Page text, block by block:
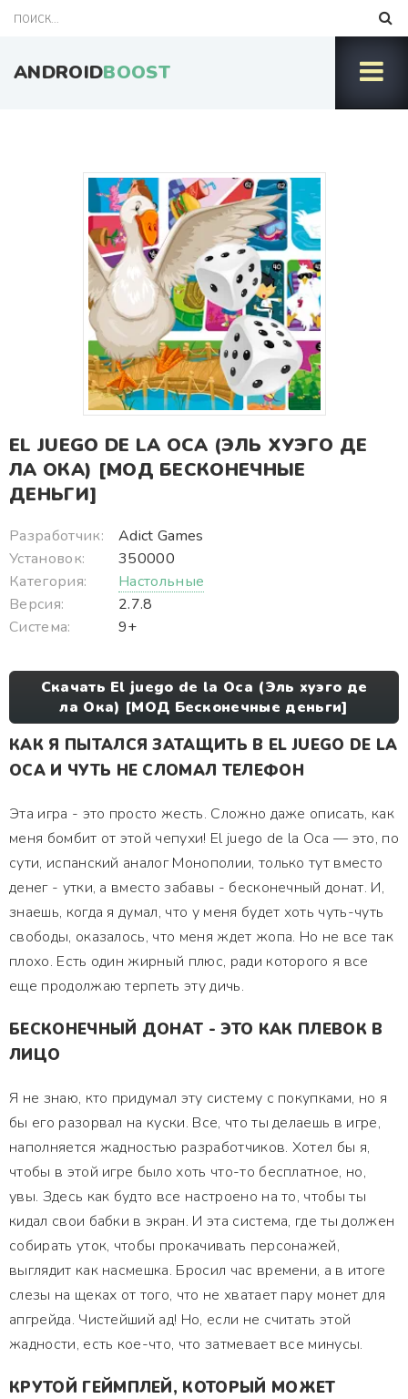
ANDROIDBOOST
EL JUEGO DE LA OCA (ЭЛЬ ХУЭГО ДЕ
ЛА ОКА) [МОД БЕСКОНЕЧНЫЕ
ДЕНЬГИ]
Разработчик:
Adict Games
Установок:
350000
Категория:
Настольные
Версия:
2.7.8
Система:
9+
Скачать El juego de la Oca (Эль хуэго де
ла Ока) [МОД Бесконечные деньги]
КАК Я ПЫТАЛСЯ ЗАТАЩИТЬ В EL JUEGO DE LA
OCA И ЧУТЬ НЕ СЛОМАЛ ТЕЛЕФОН
Эта игра - это просто жесть. Сложно даже описать, как
меня бомбит от этой чепухи! El juego de la Oca — это, по
сути, испанский аналог Монополии, только тут вместо
денег - утки, а вместо забавы - бесконечный донат. И,
знаешь, когда я думал, что у меня будет хоть чуть-чуть
свободы, оказалось, что меня ждет жопа. Но не все так
плохо. Есть один жирный плюс, ради которого я все
еще продолжаю терпеть эту дичь.
БЕСКОНЕЧНЫЙ ДОНАТ - ЭТО КАК ПЛЕВОК В
ЛИЦО
Я не знаю, кто придумал эту систему с покупками, но я
бы его разорвал на куски. Все, что ты делаешь в игре,
наполняется жадностью разработчиков. Хотел бы я,
чтобы в этой игре было хоть что-то бесплатное, но,
увы. Здесь как будто все настроено на то, чтобы ты
кидал свои бабки в экран. И эта система, где ты должен
собирать уток, чтобы прокачивать персонажей,
выглядит как насмешка. Бросил час времени, а в итоге
слезы на щеках от того, что не хватает пару монет для
апгрейда. Чистейший ад! Но, если не считать этой
жадности, есть кое-что, что затмевает все минусы.
КРУТОЙ ГЕЙМПЛЕЙ, КОТОРЫЙ МОЖЕТ